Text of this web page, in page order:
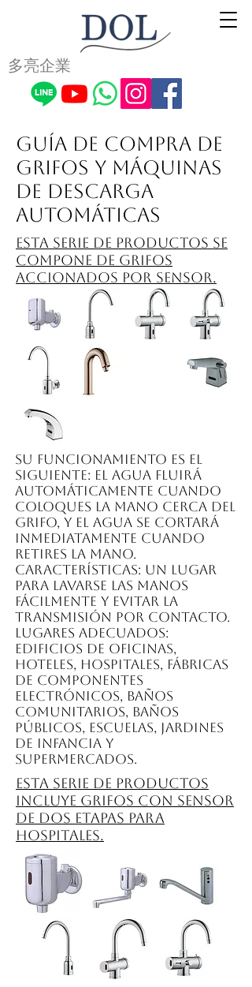
多亮企業
Guía de compra de
grifos y máquinas
de descarga
automáticas
Esta serie de productos se
compone de grifos
accionados por sensor.
Su funcionamiento es el
siguiente: el agua fluirá
automáticamente cuando
coloques la mano cerca del
grifo, y el agua se cortará
inmediatamente cuando
retires la mano.
Características: Un lugar
para lavarse las manos
fácilmente y evitar la
transmisión por contacto.
Lugares adecuados:
edificios de oficinas,
hoteles, hospitales, fábricas
de componentes
electrónicos, baños
comunitarios, baños
públicos, escuelas, jardines
de infancia y
supermercados.
Esta serie de productos
incluye grifos con sensor
de dos etapas para
hospitales.